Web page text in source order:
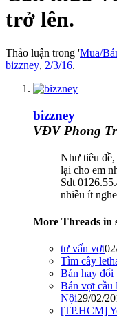
trở lên.
Thảo luận trong 'Mua/
bizzney, 2/3/16.
bizzney
VĐV Phong
Như tiêu đề,
lại cho em
Sdt
nhiều ít
More Threads in
tư vấn vợt
Tìm cây
Bán hay đổi
Bán vợt
Nội29/02/
[TP.HCM]